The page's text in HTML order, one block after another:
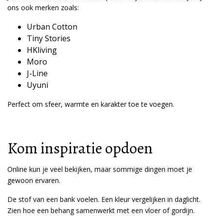
ons ook merken zoals:
Urban Cotton
Tiny Stories
HKliving
Moro
J-Line
Uyuni
Perfect om sfeer, warmte en karakter toe te voegen.
Kom inspiratie opdoen
Online kun je veel bekijken, maar sommige dingen moet je
gewoon ervaren.
De stof van een bank voelen. Een kleur vergelijken in daglicht.
Zien hoe een behang samenwerkt met een vloer of gordijn.